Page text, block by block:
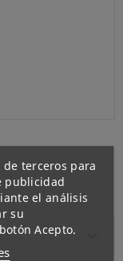
terceros para
publicidad
el análisis
su
Acepto.